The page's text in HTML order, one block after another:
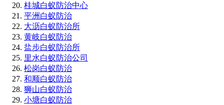
桂城白蚁防治中心
平洲白蚁防治
大沥白蚁防治所
黄岐白蚁防治
盐步白蚁防治所
里水白蚁防治公司
松岗白蚁防治
和顺白蚁防治
狮山白蚁防治
小塘白蚁防治